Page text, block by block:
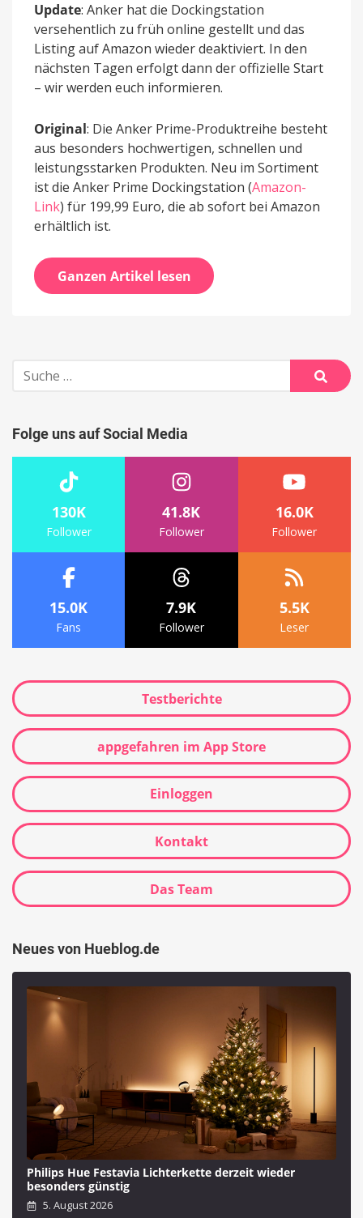
Update: Anker hat die Dockingstation
versehentlich zu früh online gestellt und das
Listing auf Amazon wieder deaktiviert. In den
nächsten Tagen erfolgt dann der offizielle Start
– wir werden euch informieren.
Original: Die Anker Prime-Produktreihe besteht
aus besonders hochwertigen, schnellen und
leistungsstarken Produkten. Neu im Sortiment
ist die Anker Prime Dockingstation (Amazon-
Link) für 199,99 Euro, die ab sofort bei Amazon
erhältlich ist.
Ganzen Artikel lesen
Suche
nach:
Suche
Folge uns auf Social Media
130K
Follower
41.8K
Follower
16.0K
Follower
15.0K
Fans
7.9K
Follower
5.5K
Leser
Testberichte
appgefahren im App Store
Einloggen
Kontakt
Das Team
Neues von Hueblog.de
Philips Hue Festavia Lichterkette derzeit wieder
besonders günstig
5. August 2026